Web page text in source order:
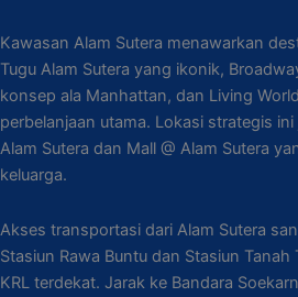
Kawasan Alam Sutera menawarkan
Tugu Alam Sutera yang ikonik,
konsep ala Manhattan, dan Living
perbelanjaan utama. Lokasi strategis
Alam Sutera dan Mall @ Alam Sutera
keluarga.
Akses transportasi dari Alam Sutera
Stasiun Rawa Buntu dan Stasiun
KRL terdekat. Jarak ke Bandara